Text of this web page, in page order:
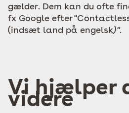
gælder. Dem kan du ofte
fx Google efter
(indsæt land på engelsk)".
Vi hjælper
videre